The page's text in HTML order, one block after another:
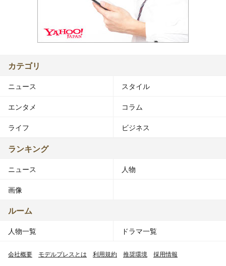
カテゴリ
ニュース スタイル
エンタメ コラム
ライフ ビジネス
ランキング
ニュース 人物
画像
ルーム
人物一覧 ドラマ一覧
会社概要 モデルプレスとは 利用規約 推奨環境 採用情報